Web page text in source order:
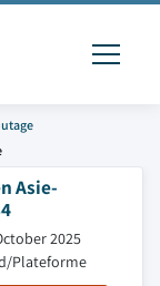
Asie-
2025
Plateforme